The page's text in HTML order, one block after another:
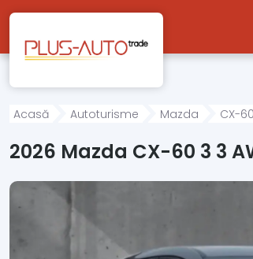
Mergi direct la conținutul principal
Acasă Autoturisme Mazda CX-60
2026 Mazda CX-60 3 3